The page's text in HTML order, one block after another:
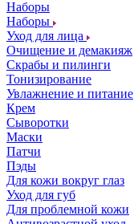
Наборы
Наборы
Уход для лица
Очищение и демакияж
Скрабы и пилинги
Тонизирование
Увлажнение и питание
Крем
Сыворотки
Маски
Патчи
Пэды
Для кожи вокруг глаз
Уход для губ
Для проблемной кожи